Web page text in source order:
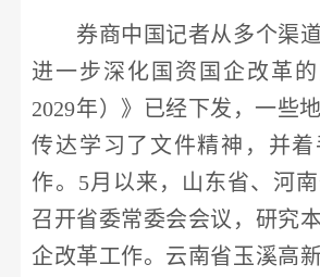
券商中国记者从多个渠道
进一步深化国资国企改革
2029年）》已经下发，一些
传达学习了文件精神，并
作。5月以来，山东省、河
召开省委常委会会议，研究
企改革工作。云南省玉溪高